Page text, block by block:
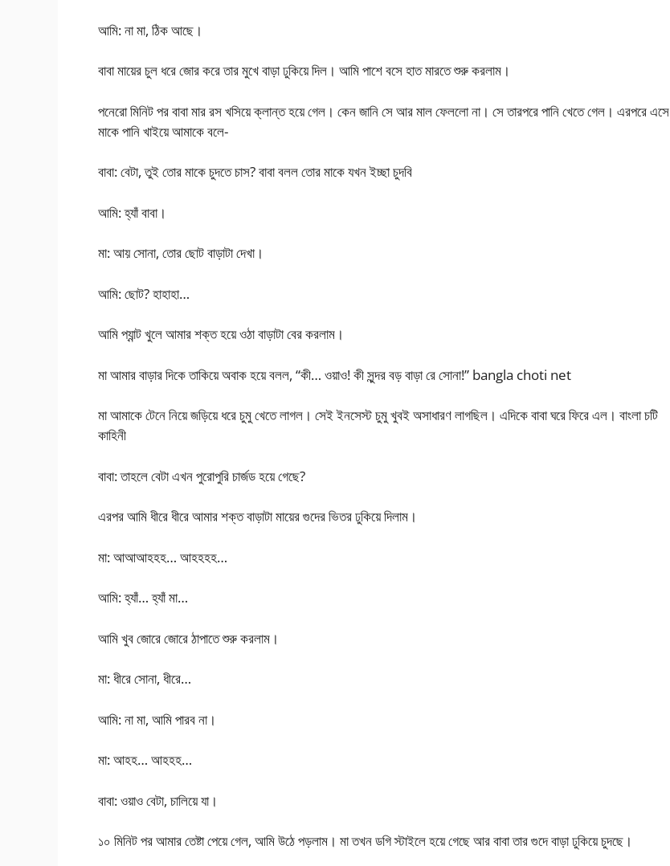
আমি: না মা, ঠিক আছে।
বাবা মায়ের চুল ধরে জোর করে তার মুখে বাড়া ঢুকিয়ে দিল। আমি পাশে বসে হাত মারতে শুরু করলাম।
পনেরো মিনিট পর বাবা মার রস খসিয়ে ক্লান্ত হয়ে গেল। কেন জানি সে আর মাল ফেললো না। সে তারপরে পানি খেতে গেল। এরপরে এসে
মাকে পানি খাইয়ে আমাকে বলে-
বাবা: বেটা, তুই তোর মাকে চুদতে চাস? বাবা বলল তোর মাকে যখন ইচ্ছা চুদবি
আমি: হ্যাঁ বাবা।
মা: আয় সোনা, তোর ছোট বাড়াটা দেখা।
আমি: ছোট? হাহাহা…
আমি প্যান্ট খুলে আমার শক্ত হয়ে ওঠা বাড়াটা বের করলাম।
মা আমার বাড়ার দিকে তাকিয়ে অবাক হয়ে বলল, “কী… ওয়াও! কী সুন্দর বড় বাড়া রে সোনা!” bangla choti net
মা আমাকে টেনে নিয়ে জড়িয়ে ধরে চুমু খেতে লাগল। সেই ইনসেস্ট চুমু খুবই অসাধারণ লাগছিল। এদিকে বাবা ঘরে ফিরে এল। বাংলা চটি
কাহিনী
বাবা: তাহলে বেটা এখন পুরোপুরি চার্জড হয়ে গেছে?
এরপর আমি ধীরে ধীরে আমার শক্ত বাড়াটা মায়ের গুদের ভিতর ঢুকিয়ে দিলাম।
মা: আআআহহহ… আহহহহ…
আমি: হ্যাঁ… হ্যাঁ মা…
আমি খুব জোরে জোরে ঠাপাতে শুরু করলাম।
মা: ধীরে সোনা, ধীরে…
আমি: না মা, আমি পারব না।
মা: আহহ… আহহহ…
বাবা: ওয়াও বেটা, চালিয়ে যা।
১০ মিনিট পর আমার তেষ্টা পেয়ে গেল, আমি উঠে পড়লাম। মা তখন ডগি স্টাইলে হয়ে গেছে আর বাবা তার গুদে বাড়া ঢুকিয়ে চুদছে।